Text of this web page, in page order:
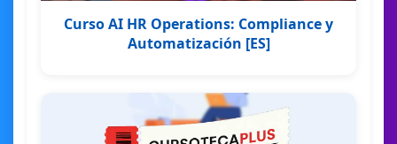
Curso AI HR Operations: Compliance y
Automatización [ES]